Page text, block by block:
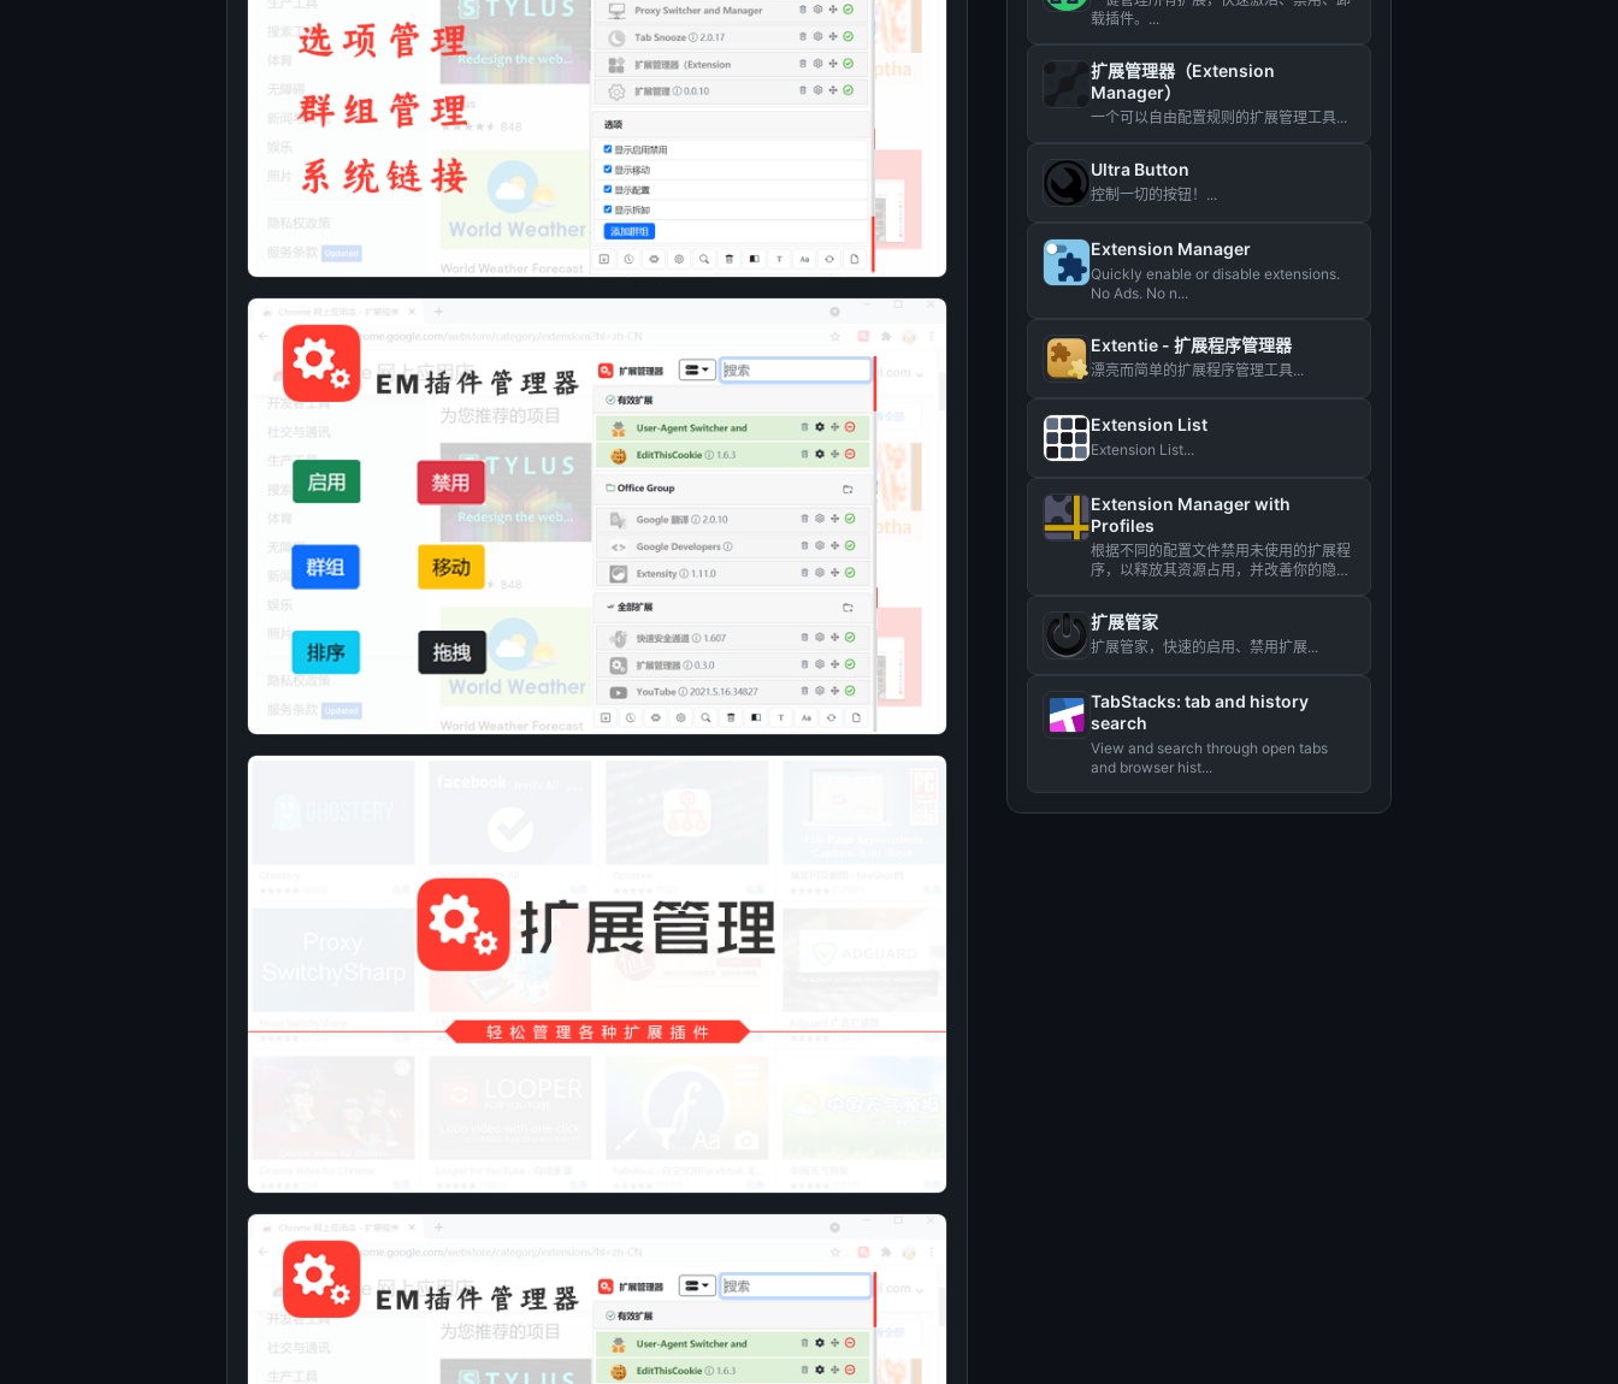
载插件。...
扩展管理器（Extension
Manager）
一个可以自由配置规则的扩展管理工具...
Ultra Button
控制一切的按钮！...
Extension Manager
Quickly enable or disable extensions.
No Ads. No n...
Extentie - 扩展程序管理器
漂亮而简单的扩展程序管理工具...
Extension List
Extension List...
Extension Manager with
Profiles
根据不同的配置文件禁用未使用的扩展程
序，以释放其资源占用，并改善你的隐
扩展管家
扩展管家，快速的启用、禁用扩展...
TabStacks: tab and history
search
View and search through open tabs
and browser hist...